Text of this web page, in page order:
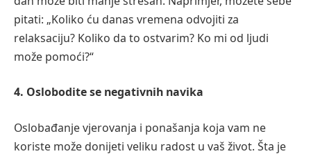
pitati: „Koliko ću danas vremena odvojiti za
relaksaciju? Koliko da to ostvarim? Ko mi od ljudi
može pomoći?“
4. Oslobodite se negativnih navika
Oslobađanje vjerovanja i ponašanja koja vam ne
koriste može donijeti veliku radost u vaš život. Šta je